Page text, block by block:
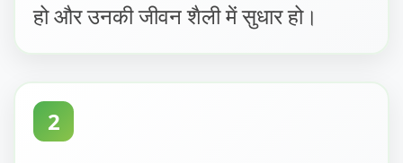
हो और उनकी जीवन शैली में सुधार हो।
2